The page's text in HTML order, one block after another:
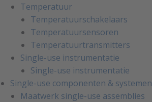
Temperatuur
Temperatuurschakelaars
Temperatuursensoren
Temperatuurtransmitters
Single-use instrumentatie
Single-use instrumentatie
Single-use componenten & systemen
Maatwerk single-use assemblies